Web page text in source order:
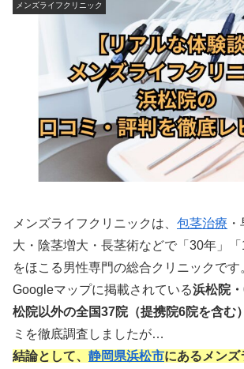
メンズライフクリニック
メンズライフクリニックは、 包茎治療
大・陰茎増大・長茎術などで「30年」
をほこる男性専門の総合クリニックです
Googleマップに掲載されている浜松院
松院以外の全国37院（提携院6院を含む）
ミを徹底調査しましたが…
結論として、 静岡県浜松市にあるメンズ